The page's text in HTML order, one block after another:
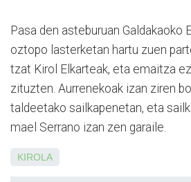
Pasa den asteburuan Galdakaoko
oztopo lasterketan hartu zuen
tzat Kirol Elkarteak, eta emai­tza
zituzten. Au­rre­nekoak izan ziren
taldeetako sailkapenetan, eta
mael Serrano izan zen garaile.
KIROLA